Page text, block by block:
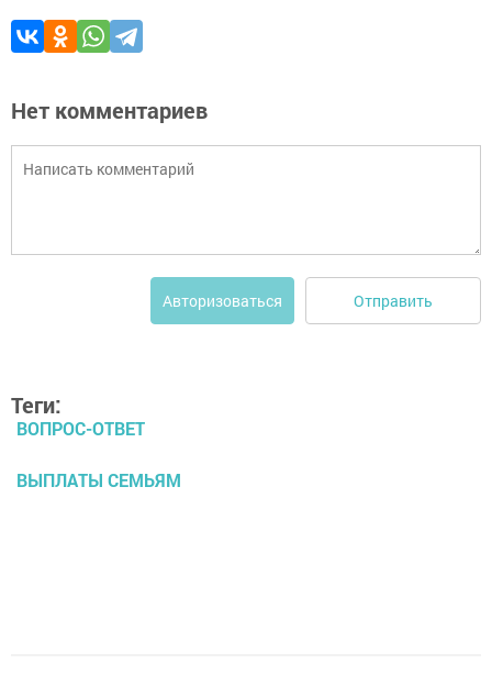
Нет комментариев
Авторизоваться Отправить
Теги:
ВОПРОС-ОТВЕТ
ВЫПЛАТЫ СЕМЬЯМ